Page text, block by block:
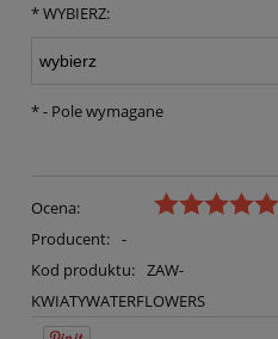
*WYBIERZ:
*- Pole wymagane
Ocena:
Producent: -
Kod produktu: ZAW-
KWIATYWATERFLOWERS